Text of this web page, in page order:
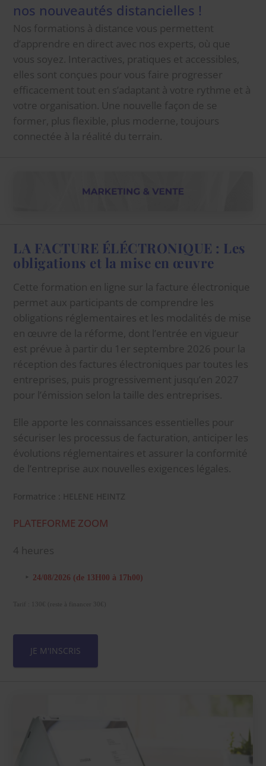
nos nouveautés distancielles !
Nos formations à distance vous permettent
d’apprendre en direct avec nos experts, où que
vous soyez. Interactives, pratiques et accessibles,
elles sont conçues pour vous faire progresser
efficacement tout en s’adaptant à votre rythme et à
votre organisation. Une nouvelle façon de se
former, plus flexible, plus moderne, toujours
connectée à la réalité du terrain.
LA FACTURE ÉLÉCTRONIQUE : Les
obligations et la mise en œuvre
Cette formation en ligne sur la facture électronique
permet aux participants de comprendre les
obligations réglementaires et les modalités de mise
en œuvre de la réforme, dont l’entrée en vigueur
est prévue à partir du 1er septembre 2026 pour la
réception des factures électroniques par toutes les
entreprises, puis progressivement jusqu’en 2027
pour l’émission selon la taille des entreprises.
Elle apporte les connaissances essentielles pour
sécuriser les processus de facturation, anticiper les
évolutions réglementaires et assurer la conformité
de l’entreprise aux nouvelles exigences légales.
Formatrice : HELENE HEINTZ
PLATEFORME ZOOM
4 heures
24/08/2026 (de 13H00 à 17h00)
Tarif : 130€ (reste à financer 30€)
JE M'INSCRIS